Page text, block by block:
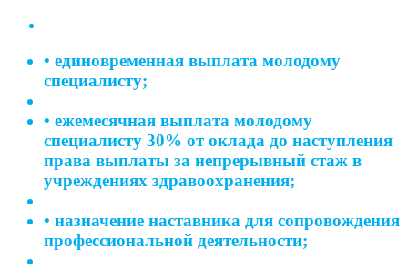
• единовременная выплата молодому
специалисту;
• ежемесячная выплата молодому
специалисту 30% от оклада до наступления
права выплаты за непрерывный стаж в
учреждениях здравоохранения;
• назначение наставника для сопровождения
профессиональной деятельности;